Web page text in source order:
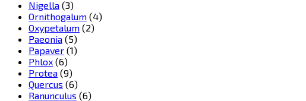
Nigella (3)
Ornithogalum (4)
Oxypetalum (2)
Paeonia (5)
Papaver (1)
Phlox (6)
Protea (9)
Quercus (6)
Ranunculus (6)